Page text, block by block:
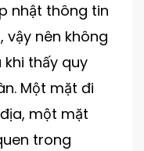
nhật thông tin
vậy nên không
khi thấy quy
Một mặt đi
một mặt
trong